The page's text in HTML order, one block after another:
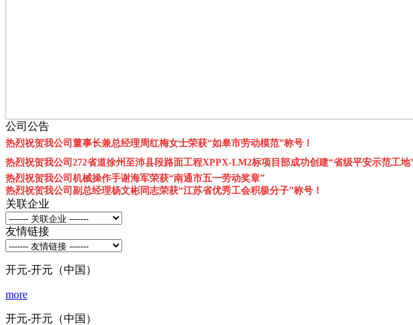
公司公告
热烈祝贺我公司董事长兼总经理周红梅女士荣获“如皋市劳动模范”称号！
热烈祝贺我公司272省道徐州至沛县段路面工程XPPX-LM2标项目部成功创建“省级平安示范工地
热烈祝贺我公司机械操作手谢海军荣获“南通市五一劳动奖章”
热烈祝贺我公司副总经理杨文彬同志荣获“江苏省优秀工会积极分子”称号！
关联企业
友情链接
开元-开元（中国）
more
开元-开元（中国）